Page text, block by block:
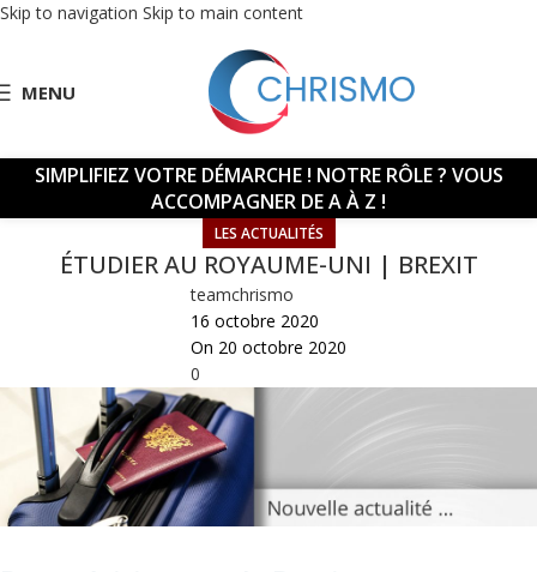
Skip to navigation Skip to main content
MENU
SIMPLIFIEZ VOTRE DÉMARCHE ! NOTRE RÔLE ? VOUS
ACCOMPAGNER DE A À Z !
LES ACTUALITÉS
ÉTUDIER AU ROYAUME-UNI | BREXIT
teamchrismo
16 octobre 2020
On 20 octobre 2020
0